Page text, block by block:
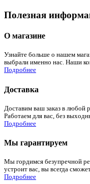
Полезная
О магазине
Узнайте больше о нашем
выбрали именно нас. Наши
Подробнее
Доставка
Доставим ваш заказ в любой
Работаем для вас, без
Подробнее
Мы гарантируем
Мы гордимся безупречной
устроит вас, вы всегда
Подробнее